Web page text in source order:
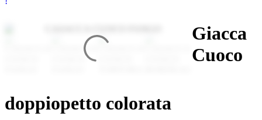
Giacca
Cuoco
doppiopetto colorata